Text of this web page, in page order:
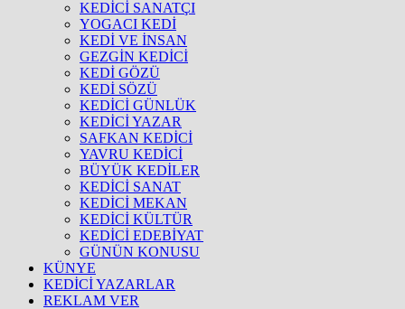
KEDİCİ SANATÇI
YOGACI KEDİ
KEDİ VE İNSAN
GEZGİN KEDİCİ
KEDİ GÖZÜ
KEDİ SÖZÜ
KEDİCİ GÜNLÜK
KEDİCİ YAZAR
SAFKAN KEDİCİ
YAVRU KEDİCİ
BÜYÜK KEDİLER
KEDİCİ SANAT
KEDİCİ MEKAN
KEDİCİ KÜLTÜR
KEDİCİ EDEBİYAT
GÜNÜN KONUSU
KÜNYE
KEDİCİ YAZARLAR
REKLAM VER